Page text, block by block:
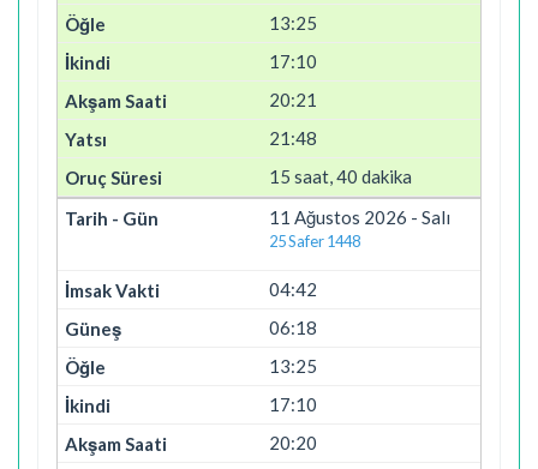
13:25
17:10
20:21
21:48
15 saat, 40 dakika
11 Ağustos 2026 - Salı
25 Safer 1448
04:42
06:18
13:25
17:10
20:20